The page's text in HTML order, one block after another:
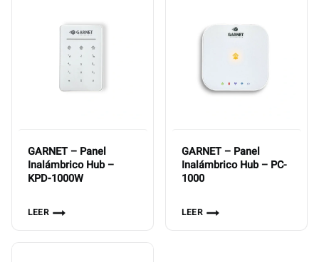
GARNET – Panel
Inalámbrico Hub –
KPD-1000W
LEER
GARNET – Panel
Inalámbrico Hub – PC-
1000
LEER